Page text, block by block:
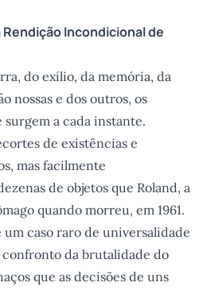
Rendição Incondicionalde
do exílio, da memória, da
nossas e dos outros, os
a cada instante.
de existências e
mas facilmente
de objetos que Roland, a
quando morreu, em 1961.
caso raro de universalidade
da brutalidade do
que as decisões de uns